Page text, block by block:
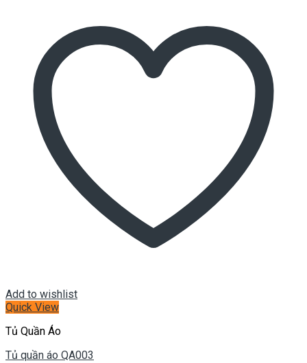
Add to wishlist
Quick View
Tủ Quần Áo
Tủ quần áo QA003